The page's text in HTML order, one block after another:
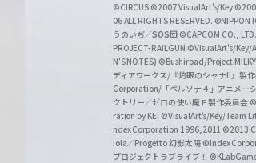
c
h
w
a
r
z
©CIRCUS ©2007 VisualArt's/Key
06 ALL RIGHTS RESERVED. ©NIPPON
うのいぢ／SOS団 ©CAPCOM CO.,
PROJECT-RAILGUN ©VisualArt's/Key/
N'S NOTES) ©Bushiroad/Project MILKY
ディアワークス/『灼眼のシャナII』製
Corporation/「ペルソナ４」アニメー
クトリー／ゼロの使い魔Ｆ製作委員会
ration by KEI ©VisualArt's/Key/Team
ndex Corporation 1996,2011 ©2013
iola／Progetto 幻影太陽 ©Index
プロジェクトラブライブ！